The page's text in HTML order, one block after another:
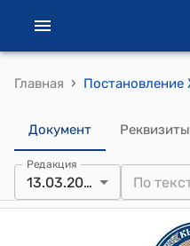
Главная ›
Документ Реквизиты
Редакция
13.03.2014